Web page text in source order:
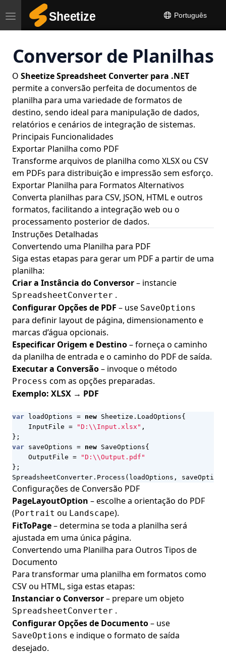
Toggle
navigation
Português
Conversor de Planilhas
O Sheetize Spreadsheet Converter para .NET
permite a conversão perfeita de documentos de
planilha para uma variedade de formatos de
destino, sendo ideal para manipulação de dados,
relatórios e cenários de integração de sistemas.
Principais Funcionalidades
Exportar Planilha como PDF
Transforme arquivos de planilha como XLSX ou CSV
em PDFs para distribuição e impressão sem esforço.
Exportar Planilha para Formatos Alternativos
Converta planilhas para CSV, JSON, HTML e outros
formatos, facilitando a integração web ou o
processamento posterior de dados.
Instruções Detalhadas
Convertendo uma Planilha para PDF
Siga estas etapas para gerar um PDF a partir de uma
planilha:
Criar a Instância do Conversor– instancie
SpreadsheetConverter .
Configurar Opções de PDF – use SaveOptions
para definir layout de página, dimensionamento e
marcas d’água opcionais.
Especificar Origem e Destino– forneça o caminho
da planilha de entrada e o caminho do PDF de saída.
Executar a Conversão– invoque o método
Process com as opções preparadas.
Exemplo: XLSX → PDF
var loadOptions = new Sheetize . LoadOptions{
InputFile = "D:\\Input.xlsx" ,
};
var saveOptions = new SaveOptions{
OutputFile =
"D:\\Output.pdf"
};
SpreadsheetConverter . Process ( loadOptions , saveOptions
Configurações de Conversão PDF
PageLayoutOption – escolhe a orientação do PDF
(Portrait ou Landscape).
FitToPage– determina se toda a planilha será
ajustada em uma única página.
Convertendo uma Planilha para Outros Tipos de
Documento
Para transformar uma planilha em formatos como
CSV ou HTML, siga estas etapas:
Instanciar o Conversor– prepare um objeto
SpreadsheetConverter .
Configurar Opções de Documento– use
SaveOptions e indique o formato de saída
desejado.